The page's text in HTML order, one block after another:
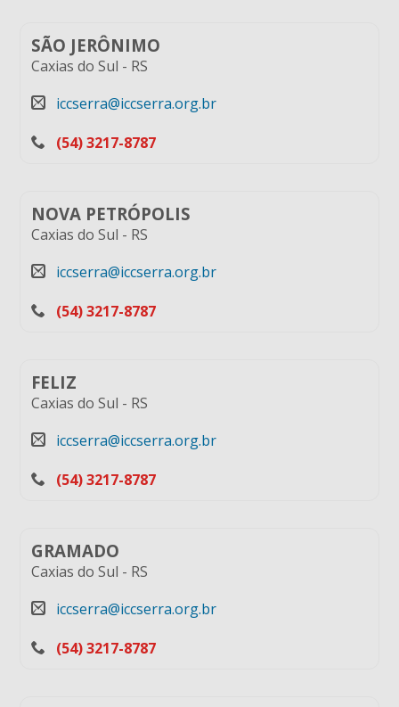
SÃO JERÔNIMO
Caxias do Sul - RS
iccserra@iccserra.org.br
(54) 3217-8787
NOVA PETRÓPOLIS
Caxias do Sul - RS
iccserra@iccserra.org.br
(54) 3217-8787
FELIZ
Caxias do Sul - RS
iccserra@iccserra.org.br
(54) 3217-8787
GRAMADO
Caxias do Sul - RS
iccserra@iccserra.org.br
(54) 3217-8787